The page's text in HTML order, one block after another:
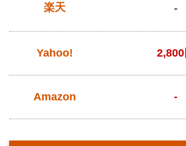
楽天 -
Yahoo! 2,800
Amazon -